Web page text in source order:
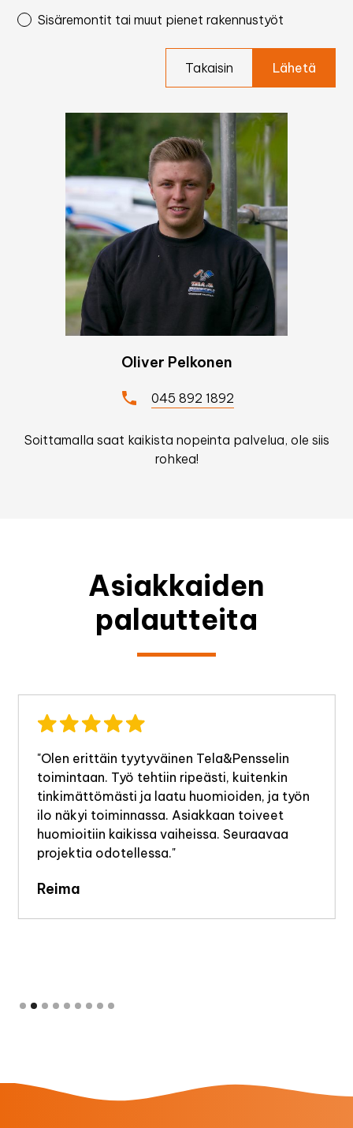
Sisäremontit tai muut pienet rakennustyöt
Takaisin
Oliver Pelkonen
045 892 1892
Soittamalla saat kaikista nopeinta palvelua, ole siis
rohkea!
Asiakkaiden
palautteita
"Olen erittäin tyytyväinen Tela&Pensselin
toimintaan. Työ tehtiin ripeästi, kuitenkin
tinkimättömästi ja laatu huomioiden, ja työn
ilo näkyi toiminnassa. Asiakkaan toiveet
huomioitiin kaikissa vaiheissa. Seuraavaa
projektia odotellessa."
Reima
Slide 2 of 9.